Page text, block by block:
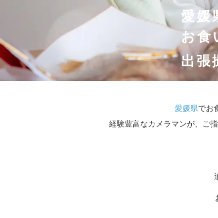
愛媛
お食
出張
愛媛県でお
経験豊富なカメラマンが、ご